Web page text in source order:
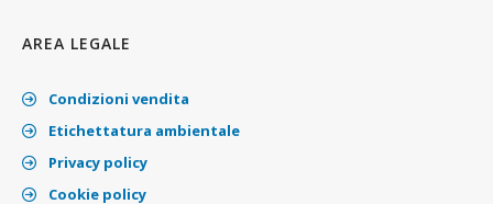
AREA LEGALE
Condizioni vendita
Etichettatura ambientale
Privacy policy
Cookie policy